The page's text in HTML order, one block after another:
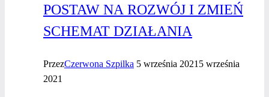
POSTAW NA ROZWÓJ I ZMIEŃ
SCHEMAT DZIAŁANIA
PrzezCzerwona Szpilka 5 września 2021 5 września
2021